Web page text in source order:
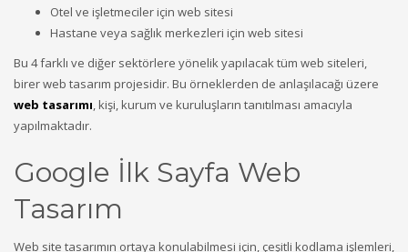
Otel ve işletmeciler için web sitesi
Hastane veya sağlık merkezleri için web sitesi
Bu 4 farklı ve diğer sektörlere yönelik yapılacak tüm web siteleri,
birer web tasarım projesidir. Bu örneklerden de anlaşılacağı üzere
web tasarımı, kişi, kurum ve kuruluşların tanıtılması amacıyla
yapılmaktadır.
Google İlk Sayfa Web
Tasarım
Web site tasarımın ortaya konulabilmesi için, çeşitli kodlama işlemleri,